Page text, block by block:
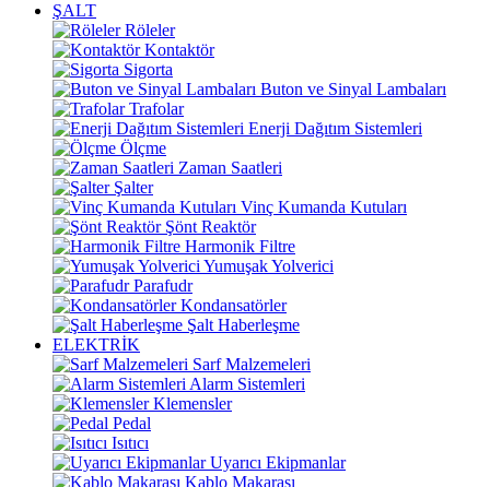
ŞALT
Röleler
Kontaktör
Sigorta
Buton ve Sinyal Lambaları
Trafolar
Enerji Dağıtım Sistemleri
Ölçme
Zaman Saatleri
Şalter
Vinç Kumanda Kutuları
Şönt Reaktör
Harmonik Filtre
Yumuşak Yolverici
Parafudr
Kondansatörler
Şalt Haberleşme
ELEKTRİK
Sarf Malzemeleri
Alarm Sistemleri
Klemensler
Pedal
Isıtıcı
Uyarıcı Ekipmanlar
Kablo Makarası